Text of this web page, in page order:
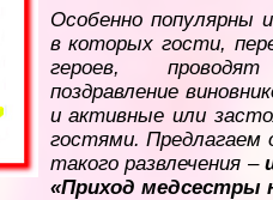
Особенно популярны
в которых гости,
героев,
поздравление
и активные или
гостями. Предлагаем
такого развлечения –
«Приход медсестры